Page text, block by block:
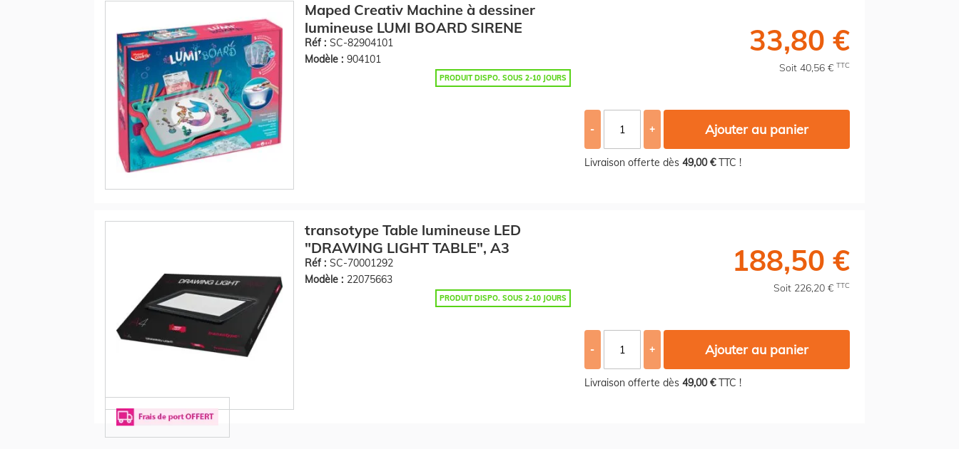
Maped Creativ Machine à dessiner
lumineuse LUMI BOARD SIRENE
Réf : SC-82904101
Modèle : 904101
PRODUIT DISPO. SOUS 2-10 JOURS
33,80 €
Soit 40,56 € TTC
- + Ajouter au panier
Livraison offerte dès 49,00 €TTC !
transotype Table lumineuse LED
"DRAWING LIGHT TABLE", A3
Réf : SC-70001292
Modèle : 22075663
PRODUIT DISPO. SOUS 2-10 JOURS
188,50 €
Soit 226,20 € TTC
- + Ajouter au panier
Livraison offerte dès 49,00 €TTC !